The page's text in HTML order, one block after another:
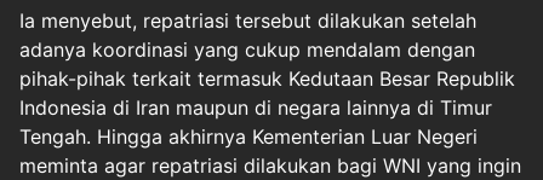
Ia menyebut, repatriasi tersebut dilakukan setelah
adanya koordinasi yang cukup mendalam dengan
pihak-pihak terkait termasuk Kedutaan Besar Republik
Indonesia di Iran maupun di negara lainnya di Timur
Tengah. Hingga akhirnya Kementerian Luar Negeri
meminta agar repatriasi dilakukan bagi WNI yang ingin